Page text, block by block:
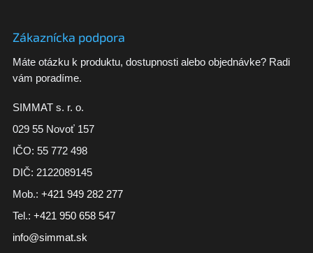
Zákaznícka podpora
Máte otázku k produktu, dostupnosti alebo objednávke? Radi
vám poradíme.
SIMMAT s. r. o.
029 55 Novoť 157
IČO: 55 772 498
DIČ: 2122089145
Mob.: +421 949 282 277
Tel.: +421 950 658 547
info@simmat.sk